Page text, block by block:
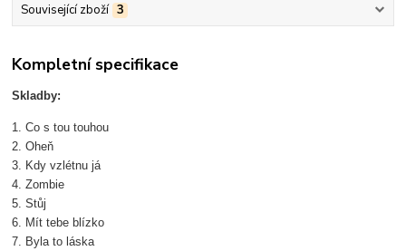
Související zboží 3
Kompletní specifikace
Skladby:
1. Co s tou touhou
2. Oheň
3. Kdy vzlétnu já
4. Zombie
5. Stůj
6. Mít tebe blízko
7. Byla to láska